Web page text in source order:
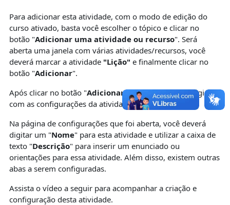
Para adicionar esta atividade, com o modo de edição do
curso ativado, basta você escolher o tópico e clicar no
botão "Adicionar uma atividade ou recurso". Será
aberta uma janela com várias atividades/recursos, você
deverá marcar a atividade "Lição" e finalmente clicar no
botão "Adicionar".
Após clicar no botão "Adicionar" será aberta uma página
com as configurações da atividade escolhida.
Na página de configurações que foi aberta, você deverá
digitar um "Nome" para esta atividade e utilizar a caixa de
texto "Descrição" para inserir um enunciado ou
orientações para essa atividade. Além disso, existem outras
abas a serem configuradas.
Assista o vídeo a seguir para acompanhar a criação e
configuração desta atividade.